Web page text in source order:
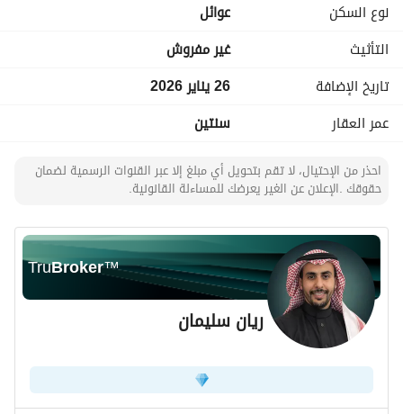
عداد ميه مستقل
بدون مطبخ
بدون مكيفات
يوجد موقف سياره خاص
قيمة الايجار 95,000 قابل للتفاوض الصامل ما نقصر معه
نوع السكن
عوائل
التأثيث
غير مفروش
تاريخ الإضافة
26 يناير 2026
عمر العقار
سنتين
احذر من الإحتيال، لا تقم بتحويل أي مبلغ إلا عبر القنوات الرسمية لضمان
حقوقك .الإعلان عن الغير يعرضك للمساءلة القانونية.
TruBroker™
ريان سليمان